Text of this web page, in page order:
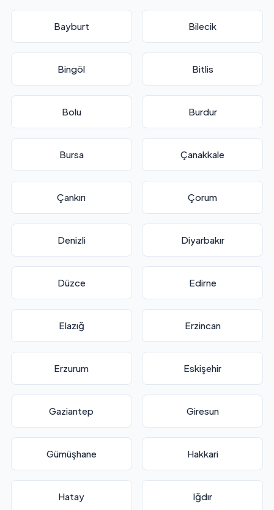
Bayburt Bilecik
Bingöl Bitlis
Bolu Burdur
Bursa Çanakkale
Çankırı Çorum
Denizli Diyarbakır
Düzce Edirne
Elazığ Erzincan
Erzurum Eskişehir
Gaziantep Giresun
Gümüşhane Hakkari
Hatay Iğdır